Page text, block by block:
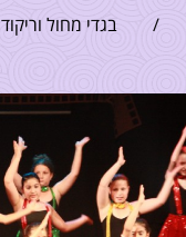
/ בגדי מחול וריקוד